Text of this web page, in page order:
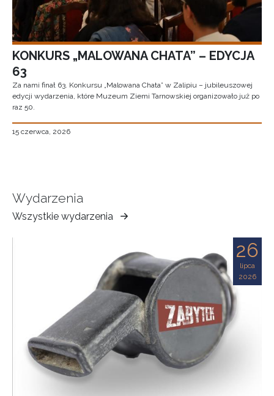
KONKURS „MALOWANA CHATA” – EDYCJA
63
Za nami finał 63. Konkursu „Malowana Chata” w Zalipiu – jubileuszowej
edycji wydarzenia, które Muzeum Ziemi Tarnowskiej organizowało już po
raz 50.
15 czerwca, 2026
Wydarzenia
Wszystkie wydarzenia
Muzeum
Ziemi
26
lipca
2026